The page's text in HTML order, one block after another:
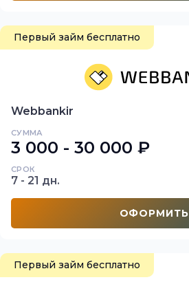
Первый займ бесплатно
Webbankir
СУММА
3 000 - 30 000 ₽
СРОК
7 - 21 дн.
ОФОРМИТЬ
Первый займ бесплатно